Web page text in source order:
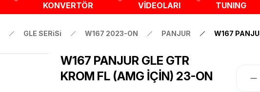
KONVERTÖR
VİDEOLARI
TUNING
GLE SERiSi W167 2023-ON PANJUR W167
W167 PANJUR GLE GTR
KROM FL (AMG İÇİN) 23-ON